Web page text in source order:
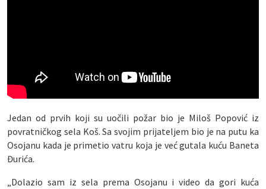
Jedan od prvih koji su uočili požar bio je Miloš Popović iz
povratničkog sela Koš. Sa svojim prijateljem bio je na putu ka
Osojanu kada je primetio vatru koja je već gutala kuću Baneta
Đurića.
„Dolazio sam iz sela prema Osojanu i video da gori kuća